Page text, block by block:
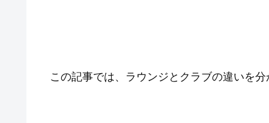
この記事では、ラウンジとクラブの違いを分